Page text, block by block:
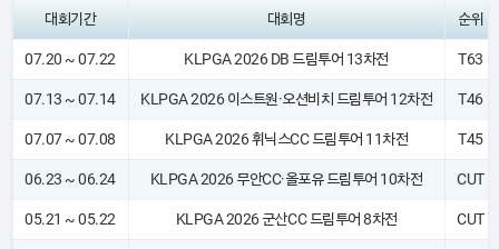
대회기간 대회명 순위
07.20 ~ 07.22 KLPGA 2026 DB 드림투어 13차전 T63
07.13 ~ 07.14 KLPGA 2026 이스트원·오션비치 드림투어 12차전 T46
07.07 ~ 07.08 KLPGA 2026 휘닉스CC 드림투어 11차전 T45
06.23 ~ 06.24 KLPGA 2026 무안CC·올포유 드림투어 10차전 CUT
05.21 ~ 05.22 KLPGA 2026 군산CC 드림투어 8차전 CUT